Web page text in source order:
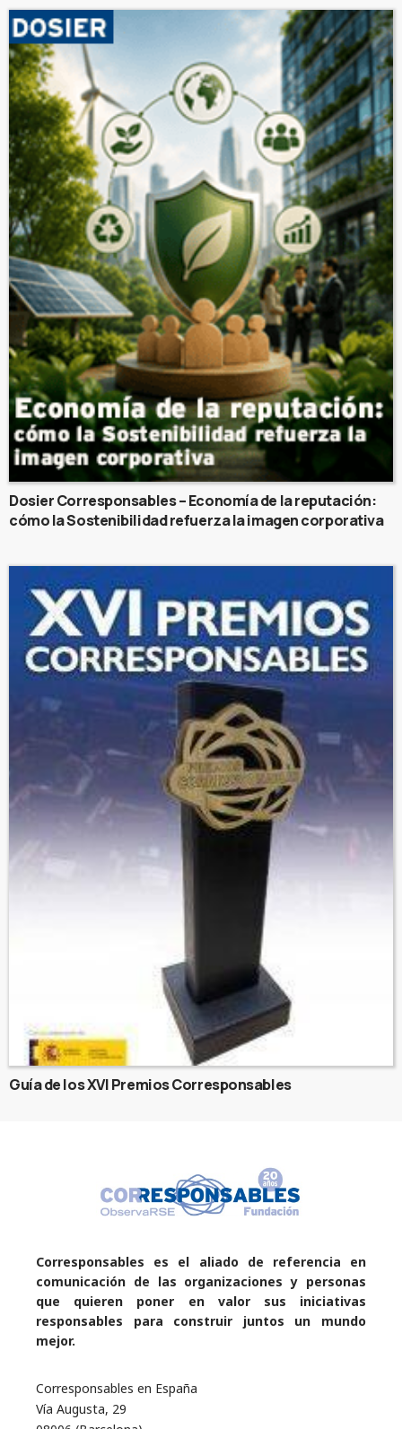
Dosier Corresponsables – Economía de la reputación:
cómo la Sostenibilidad refuerza la imagen corporativa
Guía de los XVI Premios Corresponsables
Corresponsables es el aliado de referencia en
comunicación de las organizaciones y personas
que quieren poner en valor sus iniciativas
responsables para construir juntos un mundo
mejor.
Corresponsables en España
Vía Augusta, 29